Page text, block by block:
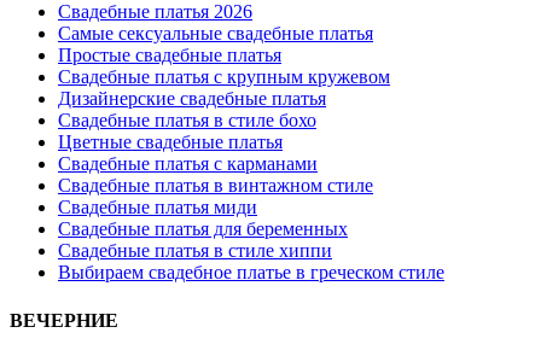
Свадебные платья 2026
Самые сексуальные свадебные платья
Простые свадебные платья
Свадебные платья с крупным кружевом
Дизайнерские свадебные платья
Свадебные платья в стиле бохо
Цветные свадебные платья
Свадебные платья с карманами
Свадебные платья в винтажном стиле
Свадебные платья миди
Свадебные платья для беременных
Свадебные платья в стиле хиппи
Выбираем свадебное платье в греческом стиле
ВЕЧЕРНИЕ